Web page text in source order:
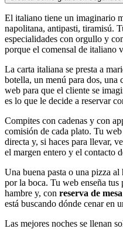
El italiano tiene un imaginario
napolitana, antipasti, tiramisú.
especialidades con orgullo y
porque el comensal de italiano
La carta italiana se presta a
botella, un menú para dos, una
web para que el cliente se
es lo que le decide a reservar
Compites con cadenas y con
comisión de cada plato. Tu
directa y, si haces para llevar,
el margen entero y el contacto
Una buena pasta o una pizza
por la boca. Tu web enseña
hambre y, con reserva de
está buscando dónde cenar en
Las mejores noches se llenan